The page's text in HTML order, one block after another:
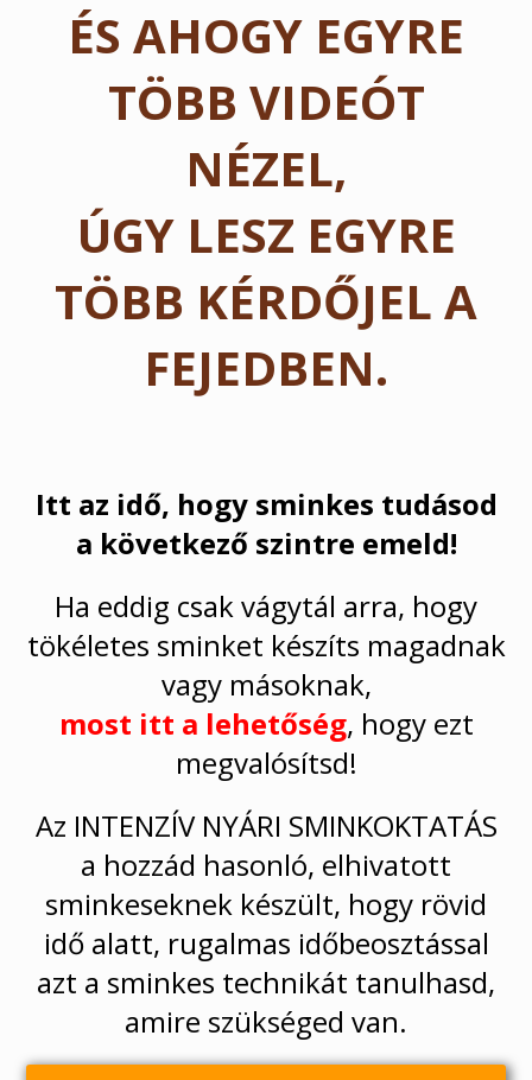
ÉS AHOGY EGYRE
TÖBB VIDEÓT
NÉZEL,
ÚGY LESZ EGYRE
TÖBB KÉRDŐJEL A
FEJEDBEN.
Itt az idő, hogy sminkes tudásod
a következő szintre emeld!
Ha eddig csak vágytál arra, hogy
tökéletes sminket készíts magadnak
vagy másoknak,
most itt a lehetőség, hogy ezt
megvalósítsd!
Az INTENZÍV NYÁRI SMINKOKTATÁS
a hozzád hasonló, elhivatott
sminkeseknek készült, hogy rövid
idő alatt, rugalmas időbeosztással
azt a sminkes technikát tanulhasd,
amire szükséged van.